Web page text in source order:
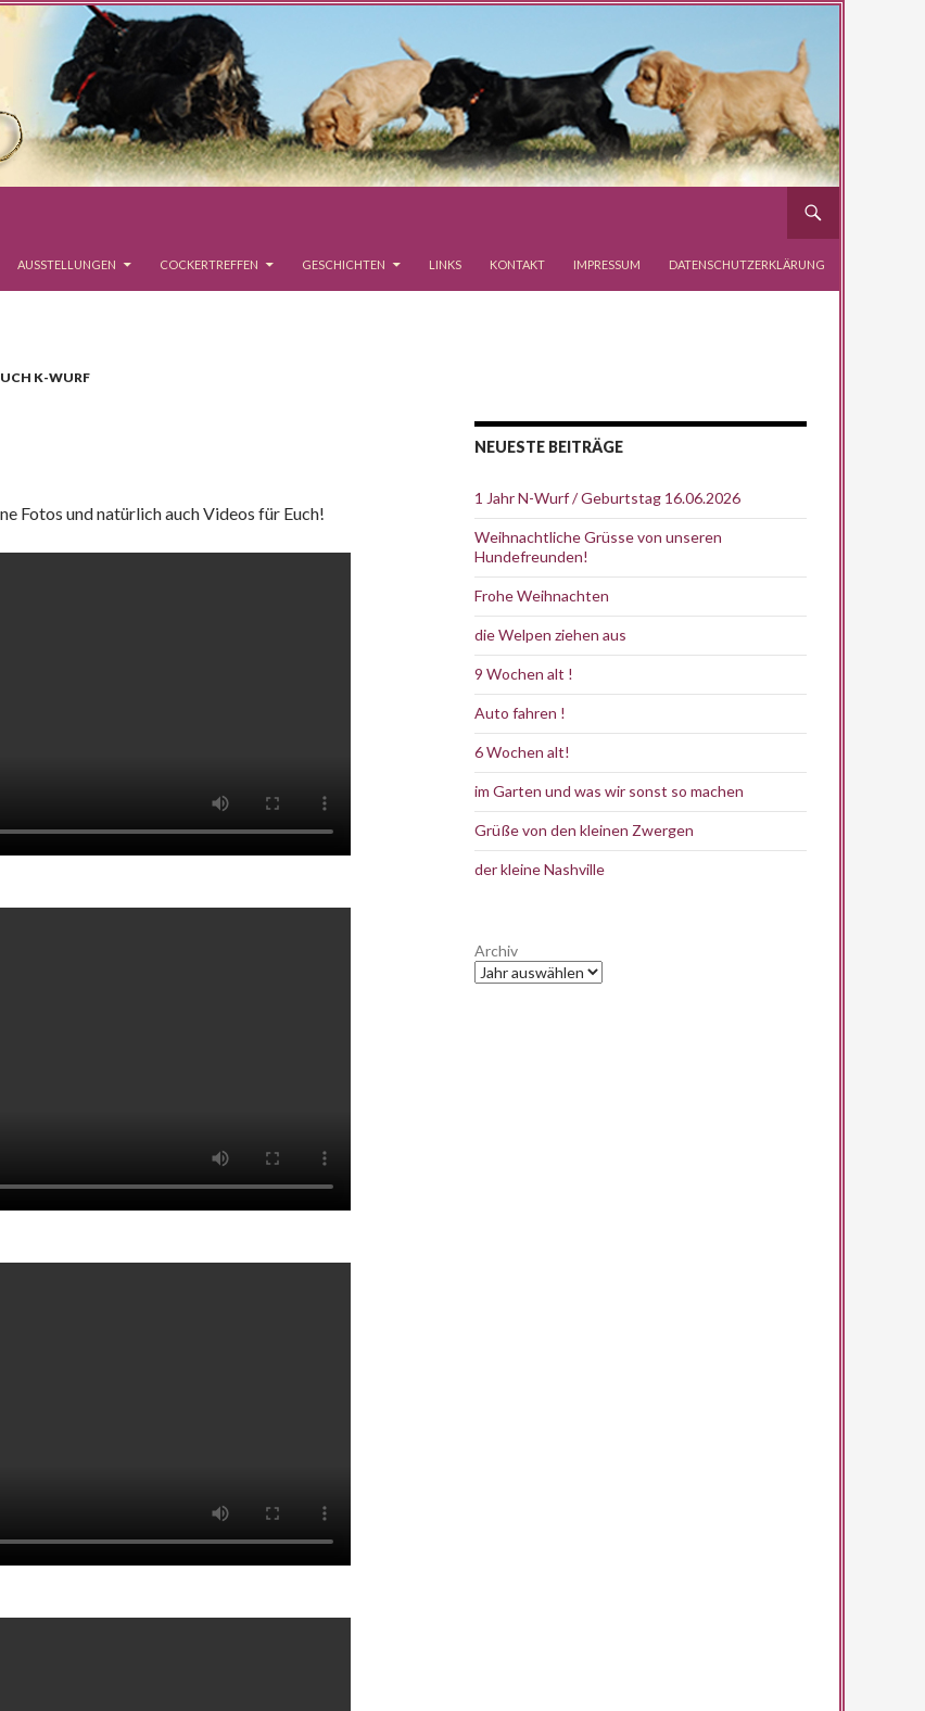
AUSSTELLUNGEN COCKERTREFFEN GESCHICHTEN LINKS KONTAKT IMPRESSUM DATENSCHUTZERKLÄRUNG
K-WURF
Fotos und natürlich auch Videos für Euch!
NEUESTE BEITRÄGE
1 Jahr N-Wurf / Geburtstag 16.06.2026
Weihnachtliche Grüsse von unseren
Hundefreunden!
Frohe Weihnachten
die Welpen ziehen aus
9 Wochen alt !
Auto fahren !
6 Wochen alt!
im Garten und was wir sonst so machen
Grüße von den kleinen Zwergen
der kleine Nashville
Archiv